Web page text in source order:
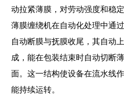
动拉紧薄膜，对劳动强度和稳
薄膜缠绕机在自动化处理中通
自动断膜与抚膜收尾，其自动
成，能在包装结束时自动切断
面。这一结构使设备在流水线
能持续运转。